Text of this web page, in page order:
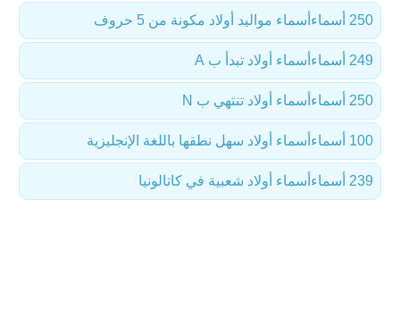
أسماء مواليد أولاد مكونة من 5 حروف 250 أسماء
أسماء أولاد تبدأ ب A 249 أسماء
أسماء أولاد تنتهي ب N 250 أسماء
أسماء أولاد سهل نطقها باللغة الإنجليزية 100 أسماء
أسماء أولاد شعبية في كاتالونيا 239 أسماء